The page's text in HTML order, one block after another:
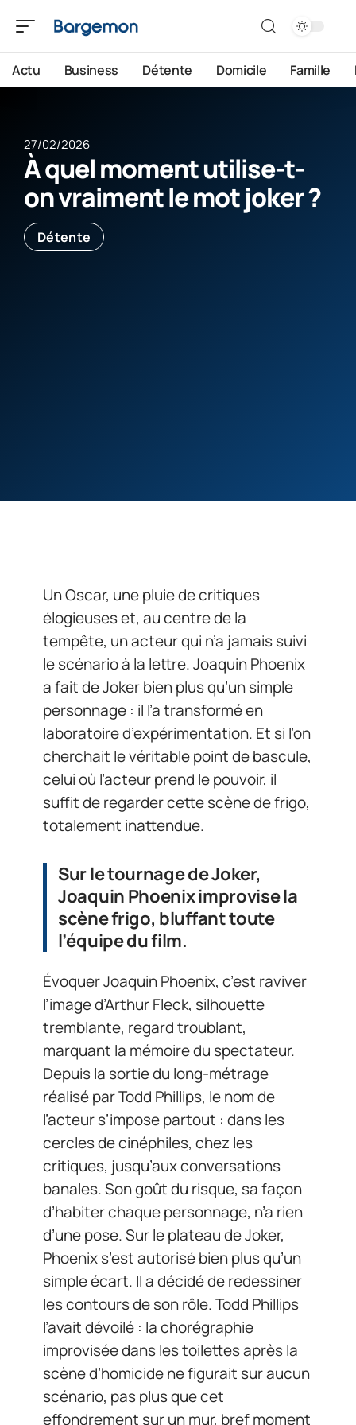
Actu Business Détente Domicile Famille
27/02/2026
À quel moment utilise-t-
on vraiment le mot joker ?
Détente
Un Oscar, une pluie de critiques
élogieuses et, au centre de la
tempête, un acteur qui n’a jamais suivi
le scénario à la lettre. Joaquin Phoenix
a fait de Joker bien plus qu’un simple
personnage : il l’a transformé en
laboratoire d’expérimentation. Et si l’on
cherchait le véritable point de bascule,
celui où l’acteur prend le pouvoir, il
suffit de regarder cette scène de frigo,
totalement inattendue.
Sur le tournage de Joker,
Joaquin Phoenix improvise la
scène frigo, bluffant toute
l’équipe du film.
Évoquer Joaquin Phoenix, c’est raviver
l’image d’Arthur Fleck, silhouette
tremblante, regard troublant,
marquant la mémoire du spectateur.
Depuis la sortie du long-métrage
réalisé par Todd Phillips, le nom de
l’acteur s’impose partout : dans les
cercles de cinéphiles, chez les
critiques, jusqu’aux conversations
banales. Son goût du risque, sa façon
d’habiter chaque personnage, n’a rien
d’une pose. Sur le plateau de Joker,
Phoenix s’est autorisé bien plus qu’un
simple écart. Il a décidé de redessiner
les contours de son rôle. Todd Phillips
l’avait dévoilé : la chorégraphie
improvisée dans les toilettes après la
scène d’homicide ne figurait sur aucun
scénario, pas plus que cet
effondrement sur un mur, bref moment